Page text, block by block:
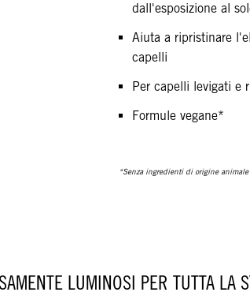
dall'esposizione al
Aiuta a ripristinare
capelli
Per capelli levigati e
Formule vegane*
*Senza ingredienti di origine animale
LUMINOSI PER TUTTA LA